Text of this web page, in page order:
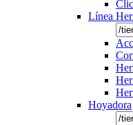
Línea
Hoyadora